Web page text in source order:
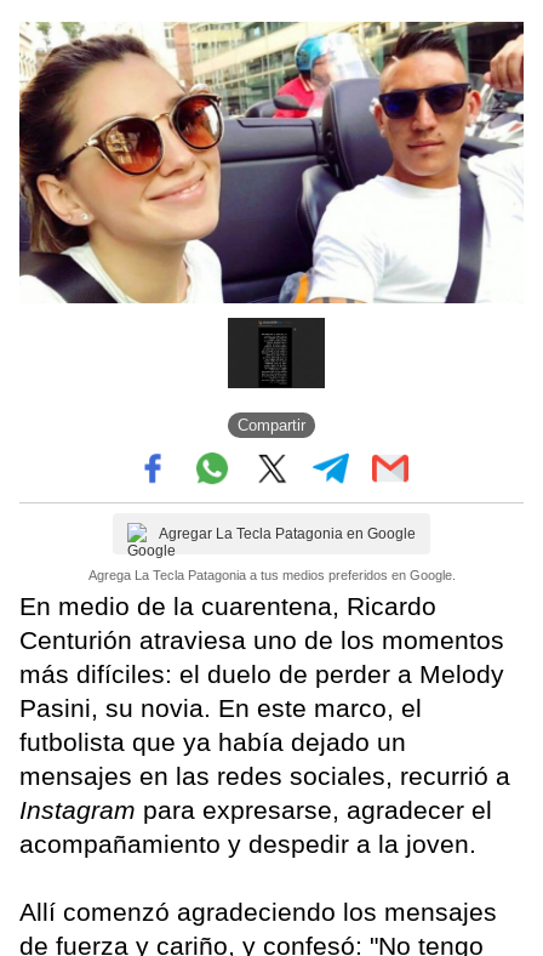
Compartir
Agregar La Tecla Patagonia en Google
Agrega La Tecla Patagonia a tus medios preferidos en Google.
En medio de la cuarentena, Ricardo
Centurión atraviesa uno de los momentos
más difíciles: el duelo de perder a Melody
Pasini, su novia. En este marco, el
futbolista que ya había dejado un
mensajes en las redes sociales, recurrió a
Instagram para expresarse, agradecer el
acompañamiento y despedir a la joven.
Allí comenzó agradeciendo los mensajes
de fuerza y cariño, y confesó: "No tengo